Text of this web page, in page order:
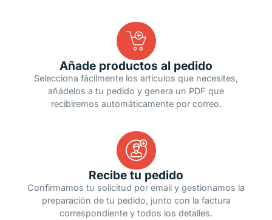
Añade productos al pedido
Selecciona fácilmente los artículos que necesites,
añádelos a tu pedido y genera un PDF que
recibiremos automáticamente por correo.
Recibe tu pedido
Confirmamos tu solicitud por email y gestionamos la
preparación de tu pedido, junto con la factura
correspondiente y todos los detalles.